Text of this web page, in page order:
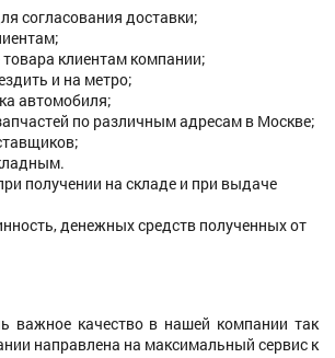
согласования доставки;
клиентам компании;
и на метро;
автомобиля;
по различным адресам в Москве;
получении на складе и при выдаче
денежных средств полученных от
важное качество в нашей компании так
направлена на максимальный сервис к